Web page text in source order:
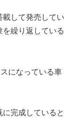
載して発売してい
繰り返している
になっている車
完成していると